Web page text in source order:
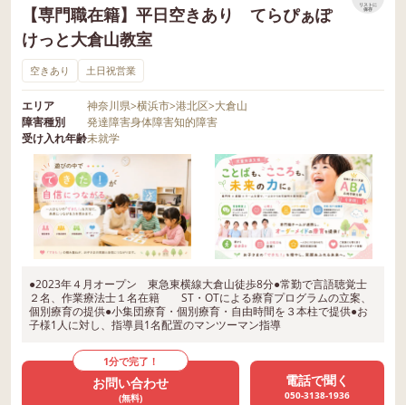
【専門職在籍】平日空きあり てらぴぁぽ
けっと大倉山教室
リストに
保存
空きあり 土日祝営業
エリア 神奈川県>横浜市>港北区>大倉山
障害種別
発達障害身体障害知的障害
受け入れ年齢未就学
●2023年４月オープン 東急東横線大倉山徒歩8分●常勤で言語聴覚士
２名、作業療法士１名在籍 ST・OTによる療育プログラムの立案、
個別療育の提供●小集団療育・個別療育・自由時間を３本柱で提供●お
子様1人に対し、指導員1名配置のマンツーマン指導
1分で完了！
お問い合わせ
(無料)
電話で聞く
050-3138-1936